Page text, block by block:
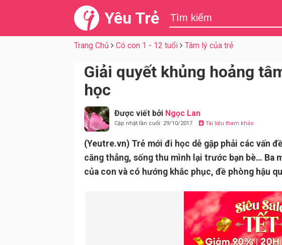
Yêu Trẻ
Trang Chủ Có con 1 - 12 tuổi Tâm lý của trẻ
Giải quyết khủng hoảng
học
Được viết bởi Ngọc Lan
Cập nhật lần cuối: 29/10/2017 Tài liệu tham khảo
(Yeutre.vn) Trẻ mới đi học dễ gặp phải các vấn
căng thẳng, sống thu mình lại trước bạn bè… Ba
của con và có hướng khắc phục, đề phòng hậu